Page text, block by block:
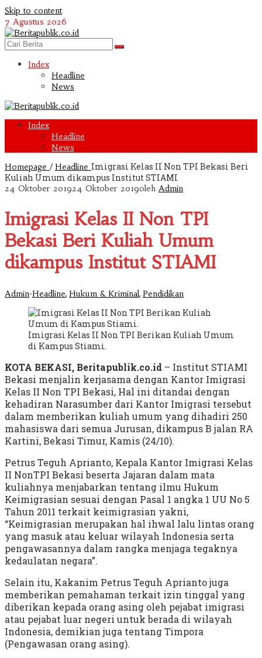
Skip to content
7 Agustus 2026
Index
Headline
News
Index
Headline
News
Homepage /Headline Imigrasi Kelas II Non TPI Bekasi Beri
Kuliah Umum dikampus Institut STIAMI
24 Oktober 201924 Oktober 2019oleh Admin
Imigrasi Kelas II Non TPI
Bekasi Beri Kuliah Umum
dikampus Institut STIAMI
Admin-Headline, Hukum & Kriminal, Pendidikan
Imigrasi Kelas II Non TPI Berikan Kuliah Umum
di Kampus Stiami.
KOTA BEKASI, Beritapublik.co.id – Institut STIAMI
Bekasi menjalin kerjasama dengan Kantor Imigrasi
Kelas II Non TPI Bekasi, Hal ini ditandai dengan
kehadiran Narasumber dari Kantor Imigrasi tersebut
dalam memberikan kuliah umum yang dihadiri 250
mahasiswa dari semua Jurusan, dikampus B jalan RA
Kartini, Bekasi Timur, Kamis (24/10).
Petrus Teguh Aprianto, Kepala Kantor Imigrasi Kelas
II NonTPI Bekasi beserta Jajaran dalam mata
kuliahnya menjabarkan tentang ilmu Hukum
Keimigrasian sesuai dengan Pasal 1 angka 1 UU No 5
Tahun 2011 terkait keimigrasian yakni,
“Keimigrasian merupakan hal ihwal lalu lintas orang
yang masuk atau keluar wilayah Indonesia serta
pengawasannya dalam rangka menjaga tegaknya
kedaulatan negara”.
Selain itu, Kakanim Petrus Teguh Aprianto juga
memberikan pemahaman terkait izin tinggal yang
diberikan kepada orang asing oleh pejabat imigrasi
atau pejabat luar negeri untuk berada di wilayah
Indonesia, demikian juga tentang Timpora
(Pengawasan orang asing).